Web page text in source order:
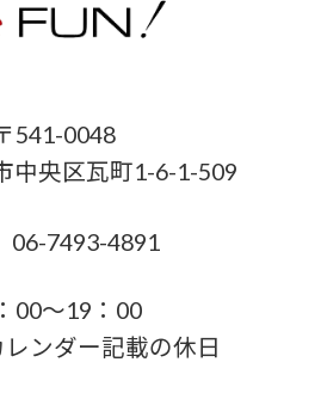
541-0048
中央区瓦町1-6-1-509
06-7493-4891
00～19：00
ンダー記載の休日